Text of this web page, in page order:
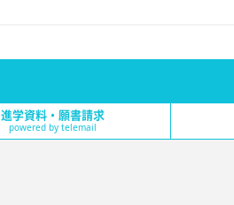
進学資料・願書請求
powered by telemail